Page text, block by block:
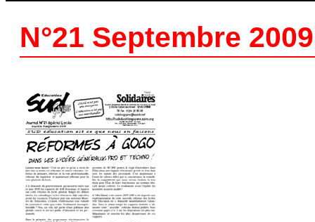
N°21 Septembre 2009